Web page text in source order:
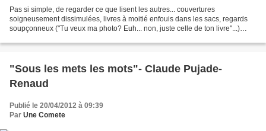
Pas si simple, de regarder ce que lisent les autres... couvertures
soigneusement dissimulées, livres à moitié enfouis dans les sacs, regards
soupçonneux ("Tu veux ma photo? Euh... non, juste celle de ton livre"...)
"Sous les mets les mots"- Claude Pujade-
Renaud
Publié le 20/04/2012 à 09:39
Par Une Comete